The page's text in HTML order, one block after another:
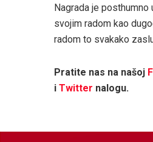
Nagrada je
svojim radom kao
radom to svakako
Pratite nas na našoj
i Twitter nalogu.